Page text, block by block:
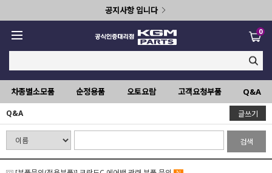
공지사항 입니다
0
차종별소모품 순정용품 오토요람 고객요청부품 Q&A
Q&A 글쓰기
검색